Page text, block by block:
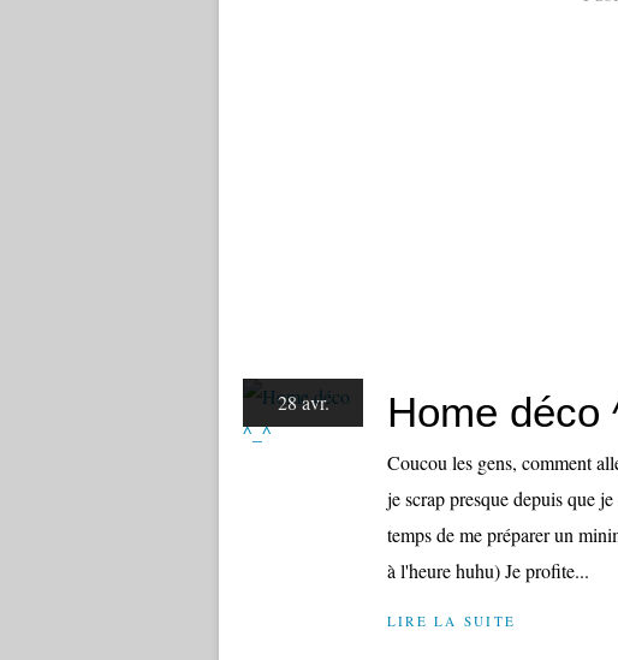
28 avr. Home déco
Coucou les gens, comment
je scrap presque depuis que
temps de me préparer un
à l'heure huhu) Je profite...
LIRE LA SUITE